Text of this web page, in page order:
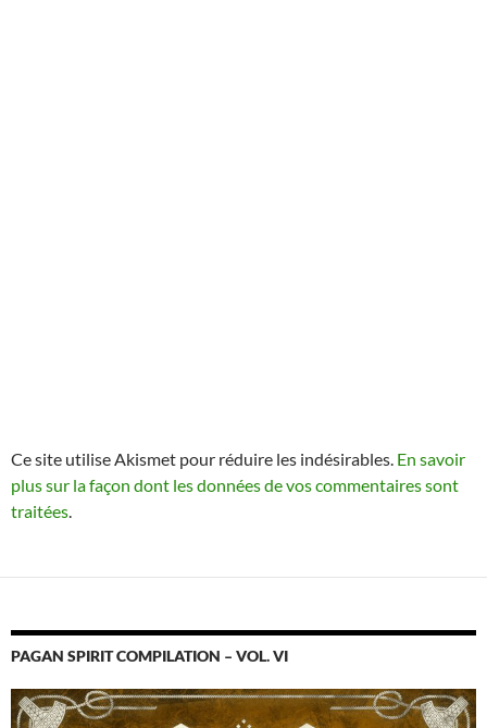
Ce site utilise Akismet pour réduire les indésirables. En savoir
plus sur la façon dont les données de vos commentaires sont
traitées.
PAGAN SPIRIT COMPILATION – VOL. VI